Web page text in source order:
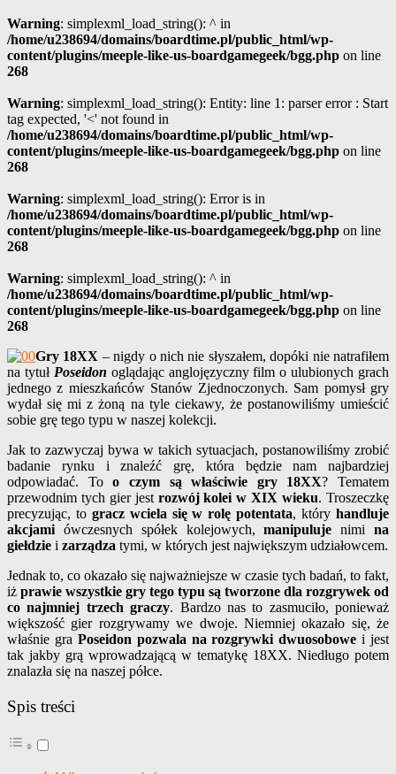
Warning: simplexml_load_string(): ^ in
/home/u238694/domains/boardtime.pl/public_html/wp-
content/plugins/meeple-like-us-boardgamegeek/bgg.php on line
268
Warning: simplexml_load_string(): Entity: line 1: parser error : Start
tag expected, '<' not found in
/home/u238694/domains/boardtime.pl/public_html/wp-
content/plugins/meeple-like-us-boardgamegeek/bgg.php on line
268
Warning: simplexml_load_string(): Error is in
/home/u238694/domains/boardtime.pl/public_html/wp-
content/plugins/meeple-like-us-boardgamegeek/bgg.php on line
268
Warning: simplexml_load_string(): ^ in
/home/u238694/domains/boardtime.pl/public_html/wp-
content/plugins/meeple-like-us-boardgamegeek/bgg.php on line
268
Gry 18XX – nigdy o nich nie słyszałem, dopóki nie natrafiłem
na tytuł Poseidon oglądając anglojęzyczny film o ulubionych grach
jednego z mieszkańców Stanów Zjednoczonych. Sam pomysł gry
wydał się mi z żoną na tyle ciekawy, że postanowiliśmy umieścić
sobie grę tego typu w naszej kolekcji.
Jak to zazwyczaj bywa w takich sytuacjach, postanowiliśmy zrobić
badanie rynku i znaleźć grę, która będzie nam najbardziej
odpowiadać. Too czym są właściwie gry 18XX? Tematem
przewodnim tych gier jest rozwój kolei w XIX wieku. Troszeczkę
precyzując, to gracz wciela się w rolę potentata, któryhandluje
akcjami ówczesnych spółek kolejowych,manipuluje nimina
giełdzie i zarządza tymi, w których jest największym udziałowcem.
Jednak to, co okazało się najważniejsze w czasie tych badań, to fakt,
iż prawie wszystkie gry tego typu są tworzone dla rozgrywek od
co najmniej trzech graczy. Bardzo nas to zasmuciło, ponieważ
większość gier rozgrywamy we dwoje. Niemniej okazało się, że
właśnie gra Poseidon pozwala na rozgrywki dwuosobowe i jest
tak jakby grą wprowadzającą w tematykę 18XX. Niedługo potem
znalazła się na naszej półce.
Spis treści